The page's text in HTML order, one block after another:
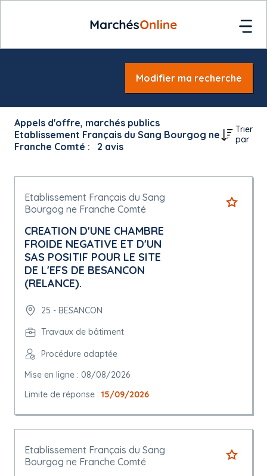
Modifier ma recherche
Appels d'offre, marchés publics
Etablissement Français du Sang Bourgog ne
Franche Comté :
2 avis
Trier
par
Etablissement Français du Sang
Bourgog ne Franche Comté
CREATION D'UNE CHAMBRE
FROIDE NEGATIVE ET D'UN
SAS POSITIF POUR LE SITE
DE L'EFS DE BESANCON
(RELANCE).
25 - BESANCON
Travaux de bâtiment
Procédure adaptée
Mise en ligne : 08/08/2026
Limite de réponse : 15/09/2026
Etablissement Français du Sang
Bourgog ne Franche Comté